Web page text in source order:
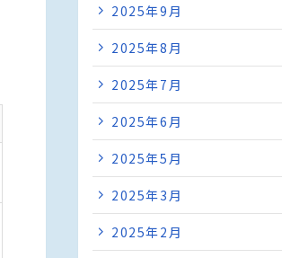
2025年9月
2025年8月
2025年7月
2025年6月
2025年5月
2025年3月
2025年2月